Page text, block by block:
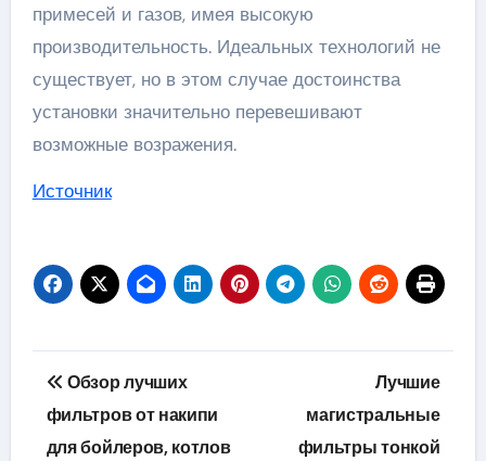
примесей и газов, имея высокую
производительность. Идеальных технологий не
существует, но в этом случае достоинства
установки значительно перевешивают
возможные возражения.
Источник
Навигация
по
Обзор лучших
фильтров от накипи
для бойлеров, котлов
Лучшие
магистральные
фильтры тонкой